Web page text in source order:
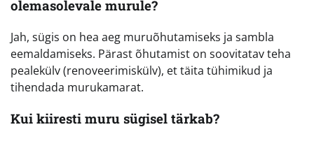
olemasolevale murule?
Jah, sügis on hea aeg muruõhutamiseks ja sambla
eemaldamiseks. Pärast õhutamist on soovitatav teha
pealekülv (renoveerimiskülv), et täita tühimikud ja
tihendada murukamarat.
Kui kiiresti muru sügisel tärkab?